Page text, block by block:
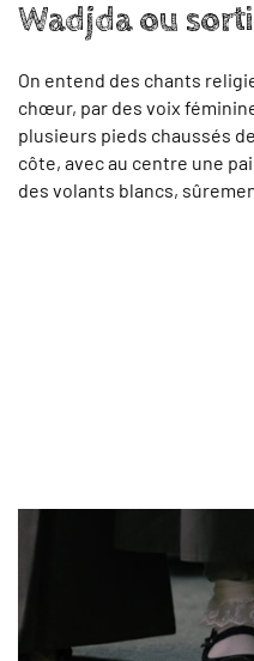
Wadjda ou
On entend des chants
chœur, par des voix
plusieurs pieds chaussés
côte, avec au centre une
des volants blancs,